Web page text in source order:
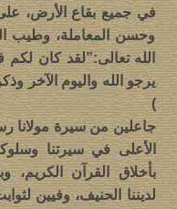
في جميع بقاع الأرض،
وحسن المعاملة، وطيب
الله تعالى:”لقد كان
)
جاعلين من سيرة مولانا
الأعلى في سيرتنا
بأخلاق القرآن الكريم،
لديننا الحنيف، وفيين